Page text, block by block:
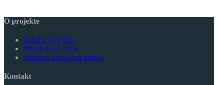
O projekte
Založiť svoj blog
Pridať novú akciu
Ochrana osobných údajov
Kontakt